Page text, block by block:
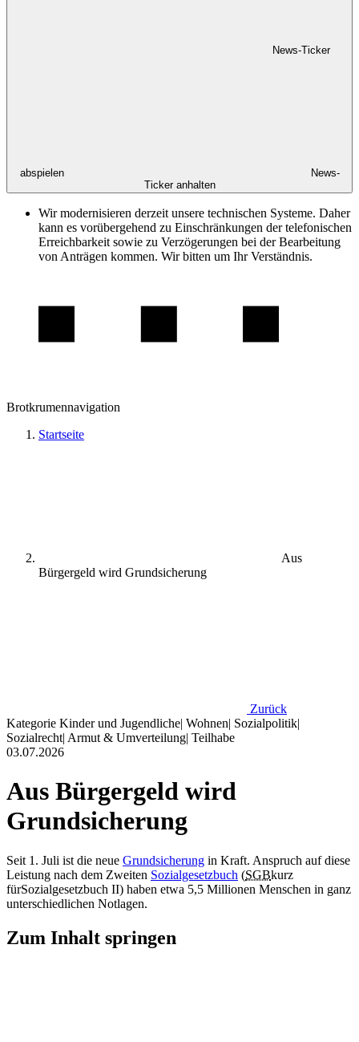
News-Ticker
abspielen
News-
Ticker anhalten
Wir modernisieren derzeit unsere technischen Systeme. Daher
kann es vorübergehend zu Einschränkungen der telefonischen
Erreichbarkeit sowie zu Verzögerungen bei der Bearbeitung
von Anträgen kommen. Wir bitten um Ihr Verständnis.
Brotkrumennavigation
Startseite
Aus
Bürgergeld wird Grundsicherung
Zurück
Kategorie Kinder und Jugendliche| Wohnen| Sozialpolitik|
Sozialrecht| Armut & Umverteilung| Teilhabe
03.07.2026
Aus Bürgergeld wird
Grundsicherung
Seit 1. Juli ist die neue Grundsicherung in Kraft. Anspruch auf diese
Leistung nach dem Zweiten Sozialgesetzbuch (SGBkurz
fürSozialgesetzbuch II) haben etwa 5,5 Millionen Menschen in ganz
unterschiedlichen Notlagen.
Zum Inhalt springen